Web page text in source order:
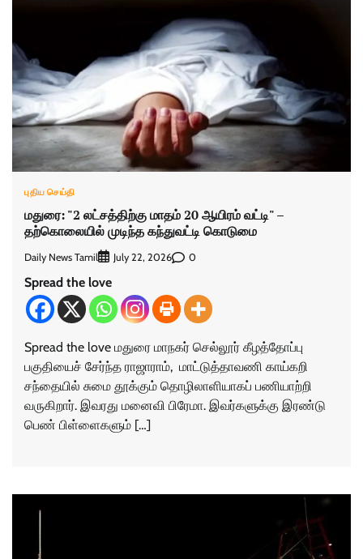
புதிய செய்தி
மதுரை: "2 லட்சத்திற்கு மாதம் 20 ஆயிரம் வட்டி" –
தற்கொலையில் முடிந்த கந்துவட்டி கொடுமை
Daily News Tamil July 22, 2026 0
Spread the love
Spread the love மதுரை மாநகர் செல்லூர் கீழத்தோப்பு
பகுதியைச் சேர்ந்த ராஜாராம், மாட்டுத்தாவணி காய்கறி
சந்தையில் சுமை தூக்கும் தொழிலாளியாகப் பணியாற்றி
வருகிறார். இவரது மனைவி பிரேமா. இவர்களுக்கு இரண்டு
பெண் பிள்ளைகளும் […]